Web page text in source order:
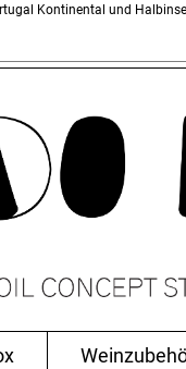
Kontinental und